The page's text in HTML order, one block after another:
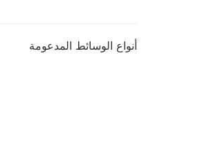
أنواع الوسائط المدعومة